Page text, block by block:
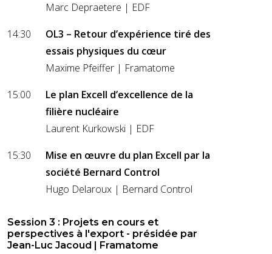
Marc Depraetere | EDF
14:30
OL3 – Retour d’expérience tiré des
essais physiques du cœur
Maxime Pfeiffer | Framatome
15:00
Le plan Excell d’excellence de la
filière nucléaire
Laurent Kurkowski | EDF
15:30
Mise en œuvre du plan Excell par la
société Bernard Control
Hugo Delaroux | Bernard Control
Session 3 : Projets en cours et
perspectives à l'export - présidée par
Jean-Luc Jacoud | Framatome